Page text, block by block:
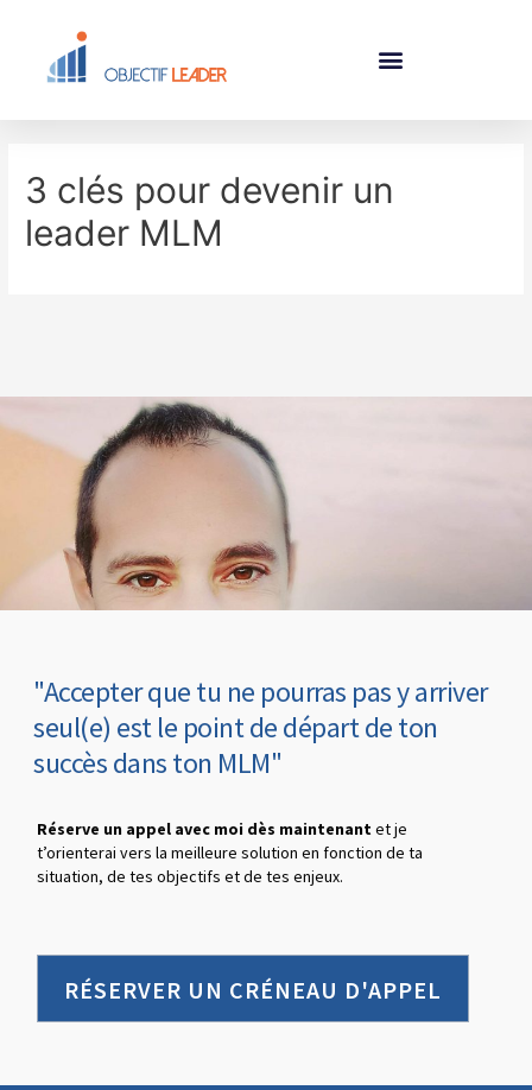
3 clés pour devenir un
leader MLM
"Accepter que tu ne pourras pas y arriver
seul(e) est le point de départ de ton
succès dans ton MLM"
Réserve un appel avec moi dès maintenantet je
t’orienterai vers la meilleure solution en fonction de ta
situation, de tes objectifs et de tes enjeux.
RÉSERVER UN CRÉNEAU D'APPEL